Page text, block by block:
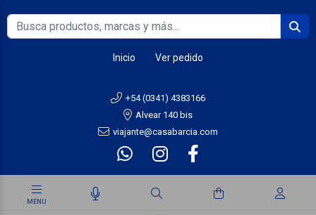
Inicio Ver pedido
+54 (0341) 4383166
Alvear 140 bis
viajante@casabarcia.com